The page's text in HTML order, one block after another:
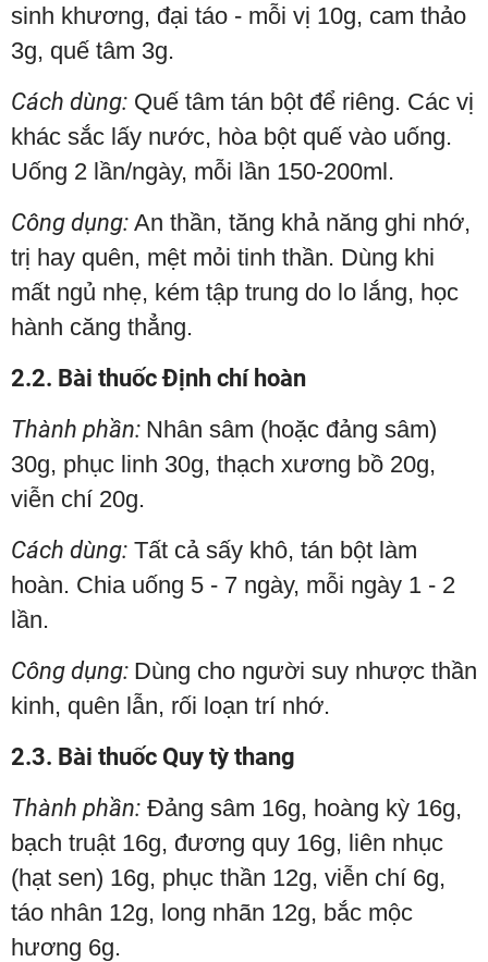
sinh khương, đại táo - mỗi vị 10g, cam thảo
3g, quế tâm 3g.
Cách dùng: Quế tâm tán bột để riêng. Các vị
khác sắc lấy nước, hòa bột quế vào uống.
Uống 2 lần/ngày, mỗi lần 150-200ml.
Công dụng: An thần, tăng khả năng ghi nhớ,
trị hay quên, mệt mỏi tinh thần. Dùng khi
mất ngủ nhẹ, kém tập trung do lo lắng, học
hành căng thẳng.
2.2. Bài thuốc Định chí hoàn
Thành phần: Nhân sâm (hoặc đảng sâm)
30g, phục linh 30g, thạch xương bồ 20g,
viễn chí 20g.
Cách dùng: Tất cả sấy khô, tán bột làm
hoàn. Chia uống 5 - 7 ngày, mỗi ngày 1 - 2
lần.
Công dụng: Dùng cho người suy nhược thần
kinh, quên lẫn, rối loạn trí nhớ.
2.3. Bài thuốc Quy tỳ thang
Thành phần: Đảng sâm 16g, hoàng kỳ 16g,
bạch truật 16g, đương quy 16g, liên nhục
(hạt sen) 16g, phục thần 12g, viễn chí 6g,
táo nhân 12g, long nhãn 12g, bắc mộc
hương 6g.